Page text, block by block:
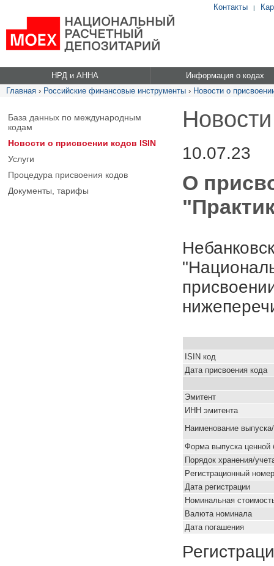
Контакты |
НРД и АННА
Информация о кодах
Главная › Российские финансовые инструменты › Новости о
База данных по международным
кодам
Новости о присвоении кодов ISIN
Услуги
Процедура присвоения кодов
Документы, тарифы
10.07.23
О
ISIN код
Дата присвоения кода
Эмитент
ИНН эмитента
Наименование
Форма выпуска ценной
Порядок хранения/
Pегистрационный номер
Дата регистрации
Номинальная
Валюта номинала
Дата погашения